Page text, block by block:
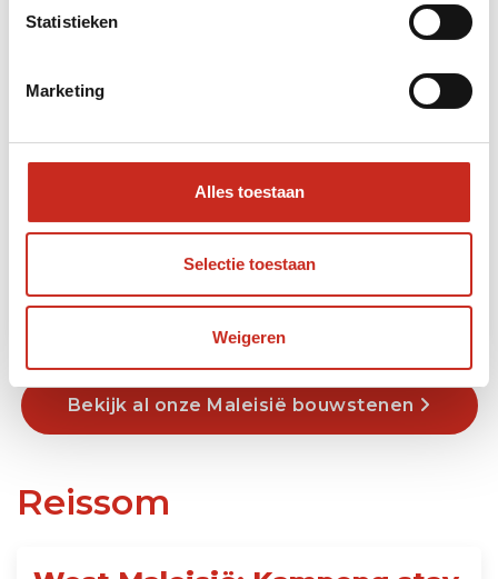
Statistieken
Marketing
Alles toestaan
Selectie toestaan
Weigeren
Resort
vanaf €440 per persoon
Bekijk al onze Maleisië bouwstenen
Reissom